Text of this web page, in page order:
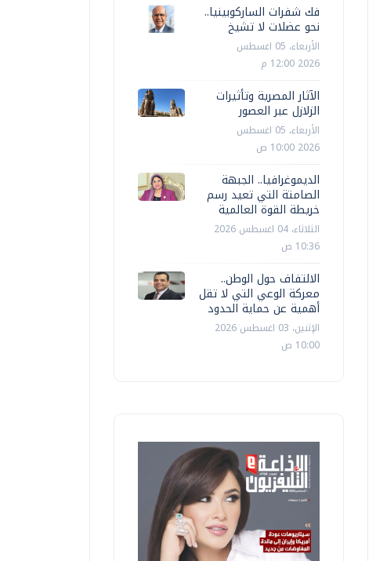
فك شفرات الساركوبينيا..
نحو عضلات لا تشيخ
الأربعاء، 05 اغسطس
2026 12:00 م
الآثار المصرية وتأثيرات
الزلازل عبر العصور
الأربعاء، 05 اغسطس
2026 10:00 ص
الديموغرافيا.. الجبهة
الصامتة التي تعيد رسم
خريطة القوة العالمية
الثلاثاء، 04 اغسطس 2026
10:36 ص
الالتفاف حول الوطن..
معركة الوعي التي لا تقل
أهمية عن حماية الحدود
الإثنين، 03 اغسطس 2026
10:00 ص